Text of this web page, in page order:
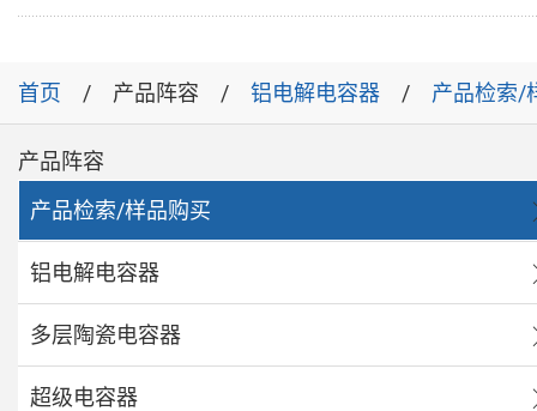
首页 产品阵容 铝电解电容器 产品检索/
产品阵容
产品检索/样品购买
铝电解电容器
多层陶瓷电容器
超级电容器